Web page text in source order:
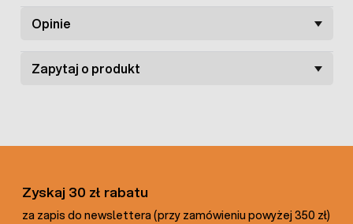
Opinie
Zapytaj o produkt
Zyskaj 30 zł rabatu
za zapis do newslettera (przy zamówieniu powyżej 350 zł)